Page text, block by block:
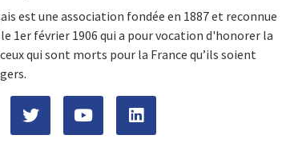
est une association fondée en 1887 et reconnue
1er février 1906 qui a pour vocation d'honorer la
qui sont morts pour la France qu’ils soient